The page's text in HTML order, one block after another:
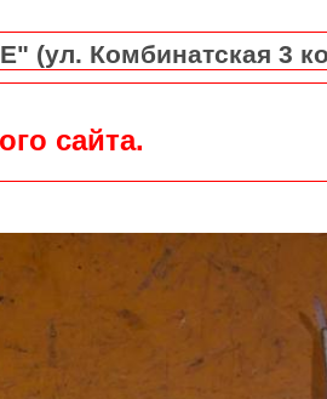
(ул. Комбинатская 3
сайта.